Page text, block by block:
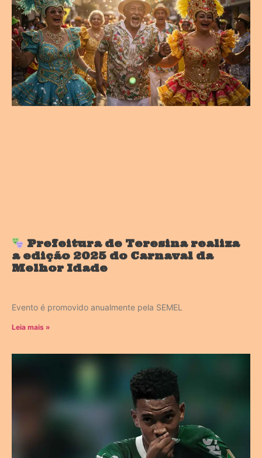
Prefeitura de Teresina realiza
a edição 2025 do Carnaval da
Melhor Idade
Evento é promovido anualmente pela SEMEL
Leia mais »